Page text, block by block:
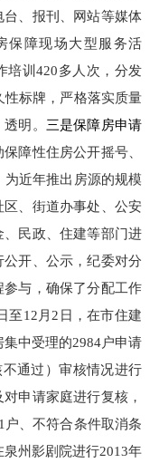
、报刊、网站等媒体
保障现场大型服务活
培训420多人次， 分发
性标牌，严格落实质量
明。 三是保障房申请
保障性住房公开摇号
为近年推出房源的规模
、街道办事处、公安
民政、住建等部门进
公开、公示，纪委对分
与，确保了分配工作
至12月2日，在市住建
中受理的2984户申请
通过）审核情况进行
申请家庭进行复核，
、不符合条件取消条
泉州影剧院进行2013年